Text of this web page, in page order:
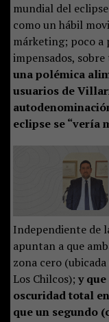
mundial del
como un hábil
márketing; poco a
impensados,
una polémica
usuarios de
eclipse se “vería
Independiente de
apuntan a que
zona cero
Los Chilcos); y
oscuridad total
que un segundo